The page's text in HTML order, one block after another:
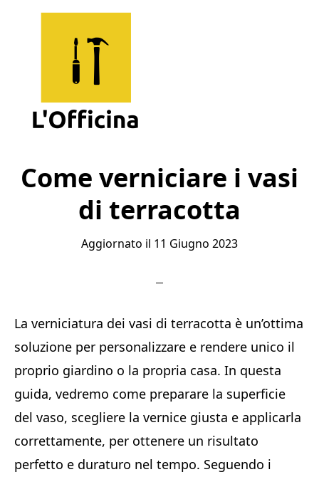
Sito
per
Come verniciare i vasi
di terracotta
Aggiornato il 11 Giugno 2023
La verniciatura dei vasi di terracotta è un’ottima
soluzione per personalizzare e rendere unico il
proprio giardino o la propria casa. In questa
guida, vedremo come preparare la superficie
del vaso, scegliere la vernice giusta e applicarla
correttamente, per ottenere un risultato
perfetto e duraturo nel tempo. Seguendo i